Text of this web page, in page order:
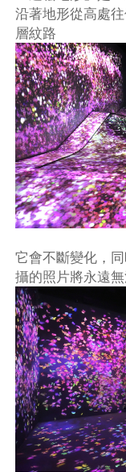
沿著地形從高處
層紋路
它會不斷變化，
攝的照片將永遠無